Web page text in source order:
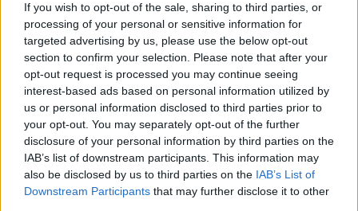
If you wish to opt-out of the sale, sharing to third parties, or
processing of your personal or sensitive information for
targeted advertising by us, please use the below opt-out
section to confirm your selection. Please note that after your
opt-out request is processed you may continue seeing
interest-based ads based on personal information utilized by
us or personal information disclosed to third parties prior to
your opt-out. You may separately opt-out of the further
disclosure of your personal information by third parties on the
IAB’s list of downstream participants. This information may
also be disclosed by us to third parties on the IAB’s List of
Downstream Participants that may further disclose it to other
Il nesso tra cambiamenti climatici e salute umana
Tutti morimmo a stento (3)
Tutti morimmo a stento (2)
​Tutti morimmo a stento (1)
IL CORRIDOIO BLU il resoconto del convegno
Un manuale essenziale per seguire il CORRIDOIO BLU
Il corridoio blu
​Il cronoprogramma ottimale verso il full electric sui traghetti
​I costi dell’adeguamento al cold ironing
Alcune domande da esordiente agli esperti che decidono le
sorti dell’Elba
Verso il full electric a gestione pubblica dei traghetti​